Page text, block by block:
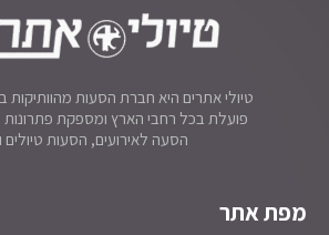
טיולי אתרים היא חברת הסעות מהוותיקות
פועלת בכל רחבי הארץ ומספקת
הסעה לאירועים, הסעות טיולים
מפת אתר